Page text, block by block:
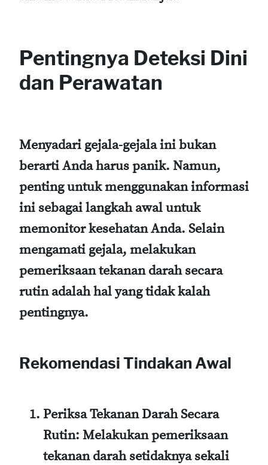
Pentingnya Deteksi Dini
dan Perawatan
Menyadari gejala-gejala ini bukan
berarti Anda harus panik. Namun,
penting untuk menggunakan informasi
ini sebagai langkah awal untuk
memonitor kesehatan Anda. Selain
mengamati gejala, melakukan
pemeriksaan tekanan darah secara
rutin adalah hal yang tidak kalah
pentingnya.
Rekomendasi Tindakan Awal
Periksa Tekanan Darah Secara
Rutin: Melakukan pemeriksaan
tekanan darah setidaknya sekali